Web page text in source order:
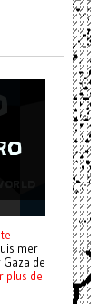
mer
de
plus de